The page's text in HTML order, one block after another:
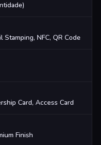
Stamping, NFC, QR Code
Card, Access Card
Finish